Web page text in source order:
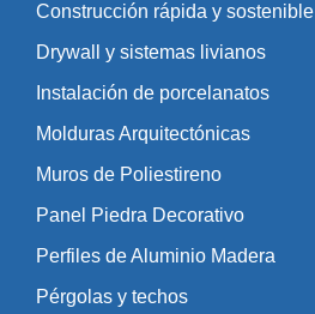
Construcción rápida y sostenible
Drywall y sistemas livianos
Instalación de porcelanatos
Molduras Arquitectónicas
Muros de Poliestireno
Panel Piedra Decorativo
Perfiles de Aluminio Madera
Pérgolas y techos